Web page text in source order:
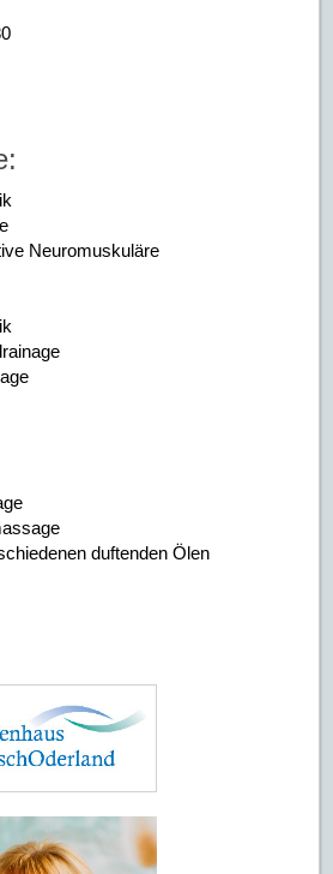
Neuromuskuläre
duftenden Ölen